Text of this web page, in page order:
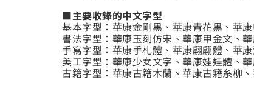
■主要收錄的中文字型
基本字型：華康金剛黑、華康青花黑、華
書法字型：華康玉刻仿宋、華康甲金文、
手寫字型：華康手札體、華康翩翩體、華
美工字型：華康少女文字、華康娃娃體、
古籍字型：華康古籍木蘭、華康古籍糸柳